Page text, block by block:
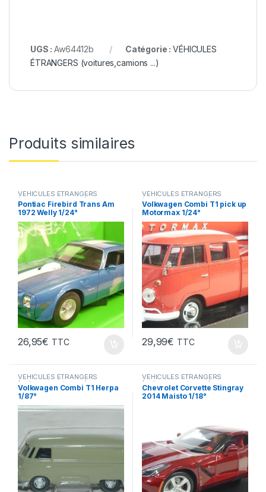
UGS :Aw64412b Catégorie :VÉHICULES
ÉTRANGERS (voitures,camions ...)
Produits similaires
VÉHICULES ÉTRANGERS
(voitures,camions ...)
Pontiac Firebird Trans Am
1972 Welly 1/24°
26,95€ TTC
VÉHICULES ÉTRANGERS
(voitures,camions ...)
Volkwagen Combi T1 pick up
Motormax 1/24°
29,99€ TTC
VÉHICULES ÉTRANGERS
(voitures,camions ...)
Volkwagen Combi T1 Herpa
1/87°
VÉHICULES ÉTRANGERS
(voitures,camions ...)
Chevrolet Corvette Stingray
2014 Maisto 1/18°